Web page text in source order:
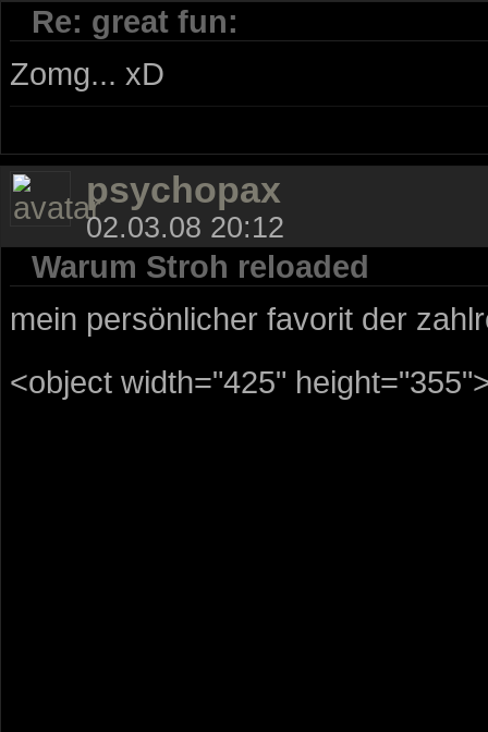
Re: great fun:
Zomg... xD
psychopax
02.03.08 20:12
Warum Stroh reloaded
mein persönlicher favorit der
<object width="425"